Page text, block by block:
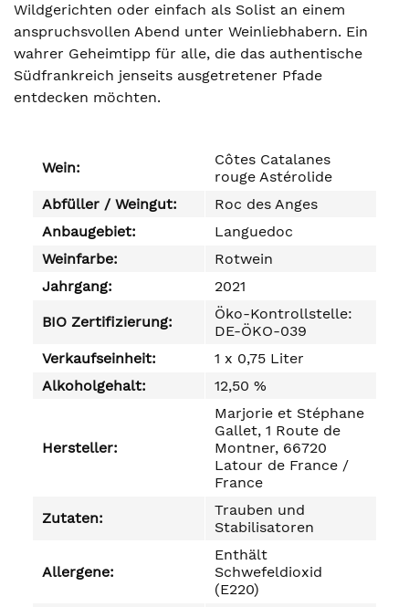
Wildgerichten oder einfach als Solist an einem
anspruchsvollen Abend unter Weinliebhabern. Ein
wahrer Geheimtipp für alle, die das authentische
Südfrankreich jenseits ausgetretener Pfade
entdecken möchten.
Wein:
Côtes Catalanes
rouge Astérolide
Abfüller / Weingut:
Roc des Anges
Anbaugebiet:
Languedoc
Weinfarbe:
Rotwein
Jahrgang:
2021
BIO Zertifizierung:
Öko-Kontrollstelle:
DE-ÖKO-039
Verkaufseinheit:
1 x 0,75 Liter
Alkoholgehalt:
12,50 %
Hersteller:
Marjorie et Stéphane
Gallet, 1 Route de
Montner, 66720
Latour de France /
France
Zutaten:
Trauben und
Stabilisatoren
Allergene:
Enthält
Schwefeldioxid
(E220)